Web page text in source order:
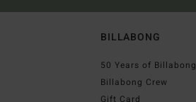
BILLABONG
50 Years of Billabong
Billabong Crew
Gift Card